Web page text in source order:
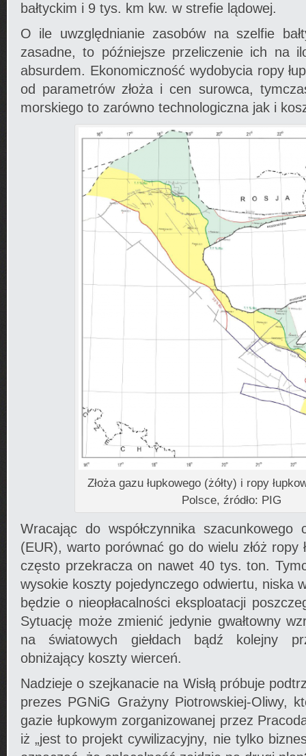
bałtyckim i 9 tys. km kw. w strefie lądowej.­
O ile uwzględnianie zasobów na szelfie
zasadne, to późniejsze przeliczenie ich na
absurdem. Ekonomiczność wydobycia ropy
od parametrów złoża i cen surowca,
morskiego to zarówno technologiczna jak i
Złoża gazu łupkowego (żółty) i ropy
Polsce, źródło: PIG
Wracając do współczynnika szacunkowego
(EUR), warto porównać go do wielu złóż ropy
często przekracza on nawet 40 tys. ton.
wysokie koszty pojedynczego odwiertu, niska
będzie o nieopłacalności eksploatacji
Sytuację może zmienić jedynie gwałtowny
na światowych giełdach bądź kolejny
obniżający koszty wierceń.
Nadzieje o szejkanacie na Wisłą próbuje
prezes PGNiG Grażyny Piotrowskiej-Oliwy,
gazie łupkowym zorganizowanej przez
iż „jest to projekt cywilizacyjny, nie tylko